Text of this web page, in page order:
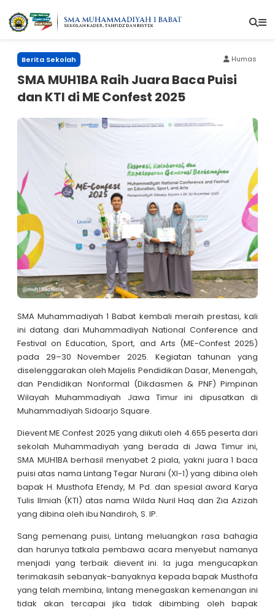
Berita Sekolah
SMA MUH1BA Raih Juara Baca Puisi
dan KTI di ME Confest 2025
SMA Muhammadiyah 1 Babat kembali meraih prestasi, kali
ini datang dari Muhammadiyah National Conference and
Festival on Education, Sport, and Arts (ME-Confest 2025)
pada 29–30 November 2025. Kegiatan tahunan yang
diselenggarakan oleh Majelis Pendidikan Dasar, Menengah,
dan Pendidikan Nonformal (Dikdasmen & PNF) Pimpinan
Wilayah Muhammadiyah Jawa Timur ini dipusatkan di
Muhammadiyah Sidoarjo Square.
Dievent ME Confest 2025 yang diikuti oleh 4.655 peserta dari
sekolah Muhammadiyah yang berada di Jawa Timur ini,
SMA MUH1BA berhasil menyabet 2 piala, yakni juara 1 baca
puisi atas nama Lintang Tegar Nurani (XI-1) yang dibina oleh
bapak H. Musthofa Efendy, M. Pd. dan spesial award Karya
Tulis Ilmiah (KTI) atas nama Wilda Nuril Haq dan Zia Azizah
yang dibina oleh ibu Nandiroh, S. IP.
Sang pemenang puisi, Lintang meluangkan rasa bahagia
dan harunya tatkala pembawa acara menyebut namanya
menjadi yang terbaik dievent ini. Ia juga mengucapkan
terimakasih sebanyak-banyaknya kepada bapak Musthofa
yang telah membina, lintang menegaskan kemenangan ini
tidak akan tercapai jika tidak dibimbing oleh bapak
Humas